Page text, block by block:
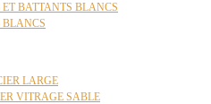
BATTANTS BLANCS
LARGE
VITRAGE SABLE